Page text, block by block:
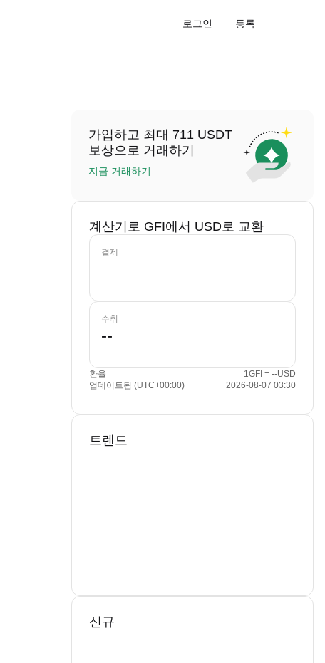
로그인 등록
가입하고 최대 711 USDT
보상으로 거래하기
지금 거래하기
계산기로 GFI에서 USD로 교환
결제
수취
환율
1GFI = --USD
업데이트됨 (UTC+00:00)
2026-08-07 03:30
트렌드
신규